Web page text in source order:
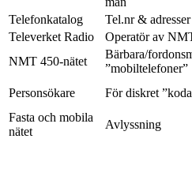
Telefonkatalog
Tel.nr & adresser
Televerket Radio
Operatör av
NMT 450-nätet
Bärbara/
”mobiltelefoner”
Personsökare
För diskret
Fasta och mobila
nätet
Avlyssning